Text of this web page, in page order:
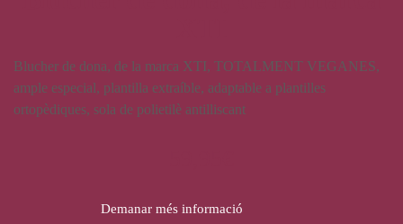
Blucher de dona, de la marca XTI, TOTALMENT VEGANES,
ample especial, plantilla extraíble, adaptable a plantilles
ortopèdiques, sola de polietilè antilliscant
Demanar més informació